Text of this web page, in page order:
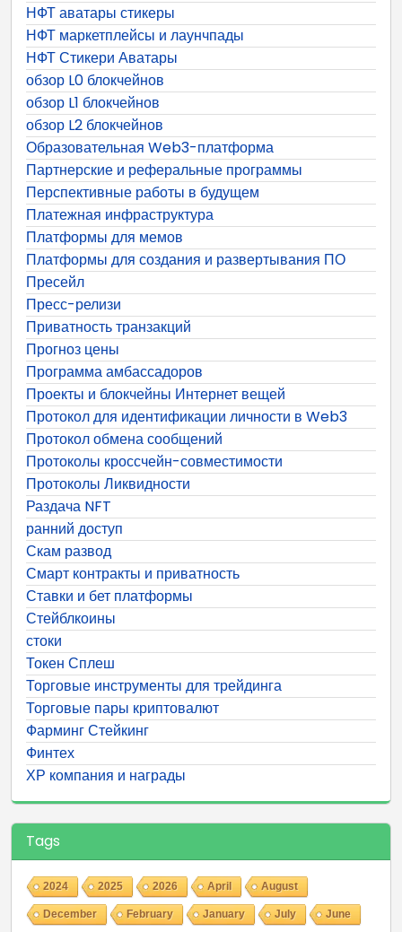
НФТ аватары стикеры
НФТ маркетплейсы и лаунчпады
НФТ Стикери Аватары
обзор L0 блокчейнов
обзор L1 блокчейнов
обзор L2 блокчейнов
Образовательная Web3-платформа
Партнерские и реферальные программы
Перспективные работы в будущем
Платежная инфраструктура
Платформы для мемов
Платформы для создания и развертывания ПО
Пресейл
Пресс-релизи
Приватность транзакций
Прогноз цены
Программа амбассадоров
Проекты и блокчейны Интернет вещей
Протокол для идентификации личности в Web3
Протокол обмена сообщений
Протоколы кроссчейн-совместимости
Протоколы Ликвидности
Раздача NFT
ранний доступ
Скам развод
Смарт контракты и приватность
Ставки и бет платформы
Стейблкоины
стоки
Токен Сплеш
Торговые инструменты для трейдинга
Торговые пары криптовалют
Фарминг Стейкинг
Финтех
ХР компания и награды
Tags
2024 2025 2026 April August
December February January July June